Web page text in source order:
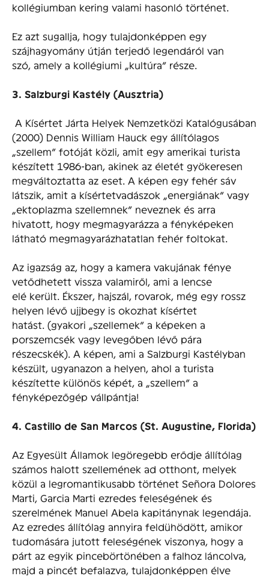
kollégiumban kering valami hasonló történet.
Ez azt sugallja, hogy tulajdonképpen egy
szájhagyomány útján terjedő legendáról van
szó, amely a kollégiumi „kultúra” része.
3. Salzburgi Kastély (Ausztria)
A Kísértet Járta Helyek Nemzetközi Katalógusában
(2000) Dennis William Hauck egy állítólagos
„szellem” fotóját közli, amit egy amerikai turista
készített 1986-ban, akinek az életét gyökeresen
megváltoztatta az eset. A képen egy fehér sáv
látszik, amit a kísértetvadászok „energiának” vagy
„ektoplazma szellemnek” neveznek és arra
hivatott, hogy megmagyarázza a fényképeken
látható megmagyarázhatatlan fehér foltokat.
Az igazság az, hogy a kamera vakujának fénye
vetődhetett vissza valamiről, ami a lencse
elé került. Ékszer, hajszál, rovarok, még egy rossz
helyen lévő ujjbegy is okozhat kísértet
hatást. (gyakori „szellemek” a képeken a
porszemcsék vagy levegőben lévő pára
részecskék). A képen, ami a Salzburgi Kastélyban
készült, ugyanazon a helyen, ahol a turista
készítette különös képét, a „szellem” a
fényképezőgép vállpántja!
4. Castillo de San Marcos (St. Augustine, Florida)
Az Egyesült Államok legöregebb erődje állítólag
számos halott szellemének ad otthont, melyek
közül a legromantikusabb történet Señora Dolores
Marti, Garcia Marti ezredes feleségének és
szerelmének Manuel Abela kapitánynak legendája.
Az ezredes állítólag annyira feldühödött, amikor
tudomására jutott feleségének viszonya, hogy a
párt az egyik pincebörtönében a falhoz láncolva,
majd a pincét befalazva, tulajdonképpen élve